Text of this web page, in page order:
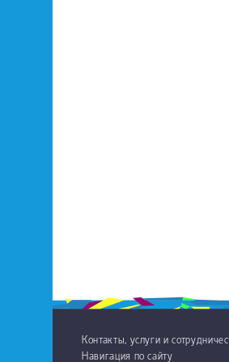
Контакты, услуги и
Навигация по сайту